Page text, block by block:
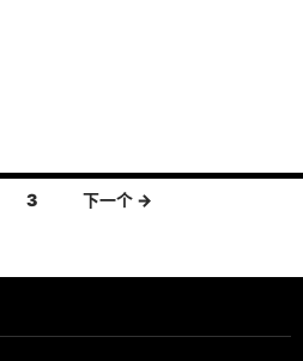
3 下一个 →